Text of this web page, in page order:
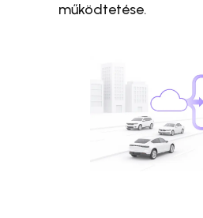
működtetése.